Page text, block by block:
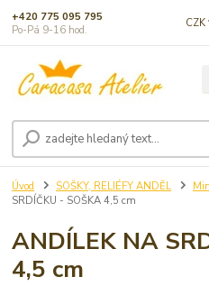
CZK
+420 775 095 795
Po-Pá 9-16 hod.
Úvod SOŠKY, RELIÉFY ANDĚL
SRDÍČKU - SOŠKA 4,5 cm
ANDÍLEK NA
4,5 cm